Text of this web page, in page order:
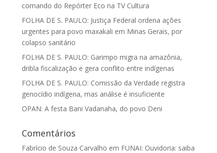
comando do Repórter Eco na TV Cultura
FOLHA DE S. PAULO: Justiça Federal ordena ações
urgentes para povo maxakali em Minas Gerais, por
colapso sanitário
FOLHA DE S. PAULO: Garimpo migra na amazônia,
dribla fiscalização e gera conflito entre indígenas
FOLHA DE S. PAULO: Comissão da Verdade registra
genocídio indígena, mas análise é insuficiente
OPAN: A festa Bani Vadanaha, do povo Deni
Comentários
Fabrício de Souza Carvalho em FUNAI: Ouvidoria: saiba